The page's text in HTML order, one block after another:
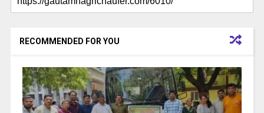
RECOMMENDED FOR YOU